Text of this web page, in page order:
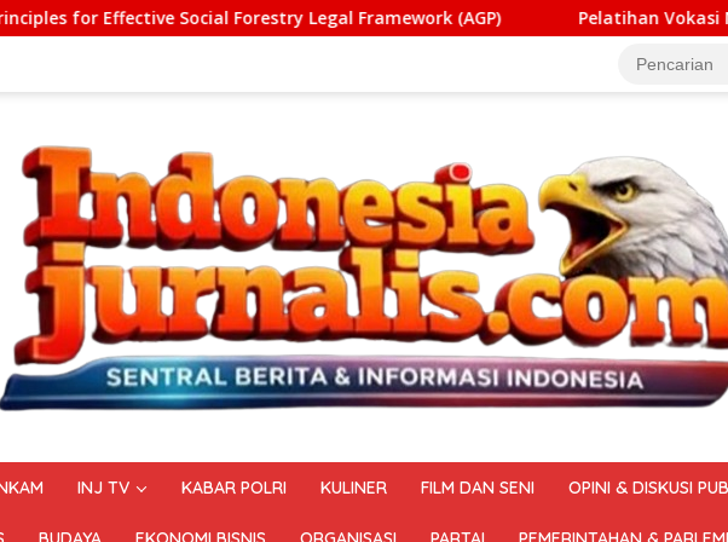
Forestry Legal Framework (AGP) Pelatihan Vokasi Nasional Batch 4
INJ TV KABAR POLRI KULINER FILM DAN SENI OPINI & DISKUSI